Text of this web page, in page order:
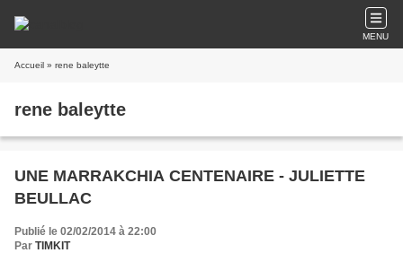
MENU
Accueil » rene baleytte
rene baleytte
UNE MARRAKCHIA CENTENAIRE - JULIETTE
BEULLAC
Publié le 02/02/2014 à 22:00
Par TIMKIT